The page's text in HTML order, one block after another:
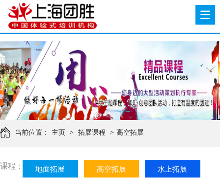
当前位置： 主页 > 拓展课程 > 高空拓展
课程： 地面拓展 高空拓展 水上拓展